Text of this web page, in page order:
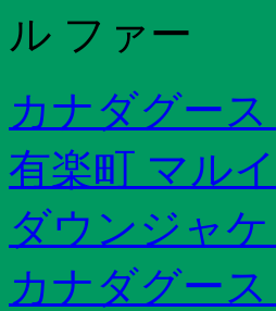
ル ファー
カナダグー
有楽町 マル
ダウンジャ
カナダグー